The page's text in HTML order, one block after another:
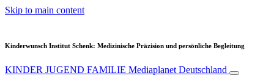
Skip to main content
Kinderwunsch Institut Schenk: Medizinische Präzision und persönliche Begleitung
KINDER JUGEND FAMILIE Mediaplanet Deutschland